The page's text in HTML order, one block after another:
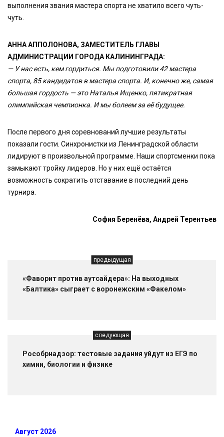
выполнения звания мастера спорта не хватило всего чуть-
чуть.
АННА АППОЛОНОВА, ЗАМЕСТИТЕЛЬ ГЛАВЫ
АДМИНИСТРАЦИИ ГОРОДА КАЛИНИНГРАДА:
— У нас есть, кем гордиться. Мы подготовили 42 мастера
спорта, 85 кандидатов в мастера спорта. И, конечно же, самая
большая гордость — это Наталья Ищенко, пятикратная
олимпийская чемпионка. И мы болеем за её будущее.
После первого дня соревнований лучшие результаты
показали гости. Синхронистки из Ленинградской области
лидируют в произвольной программе. Наши спортсменки пока
замыкают тройку лидеров. Но у них ещё остаётся
возможность сократить отставание в последний день
турнира.
София Беренёва, Андрей Терентьев
предыдущая
«Фаворит против аутсайдера»: На выходных
«Балтика» сыграет с воронежским «Факелом»
следующая
Рособрнадзор: тестовые задания уйдут из ЕГЭ по
химии, биологии и физике
Август 2026